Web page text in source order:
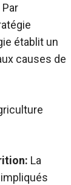
établit un
causes de
La